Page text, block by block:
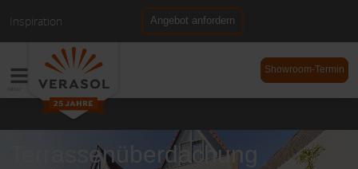
Inspiration Angebot anfordern
DE
Showroom-Termin
Terrassenüberdachung